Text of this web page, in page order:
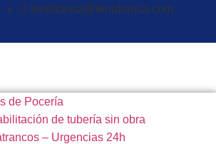
tenofransa@tenofransa.com
de Pocería
de tubería sin obra
– Urgencias 24h